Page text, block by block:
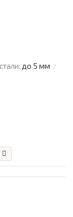
до 5 мм